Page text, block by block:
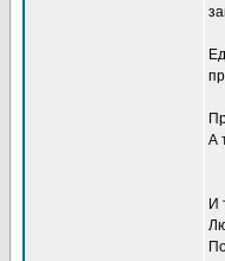
А
И